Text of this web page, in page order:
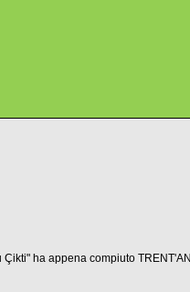
ha appena compiuto